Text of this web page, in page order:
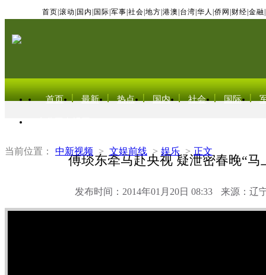
首页 滚动 国内 国际 军事 社会 地方 港澳 台湾 华人 侨网 财经 金融
首页 最新 热点 国内 社会 国际
当前位置： 中新视频 > 文娱前线 > 娱乐 > 正文
傅琰东牵马赴央视 疑泄密春晚“马
发布时间：2014年01月20日 08:33 来源：辽